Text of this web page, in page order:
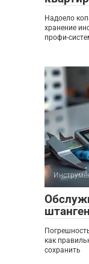
Надоело
хранение
профи-
как
сохранить